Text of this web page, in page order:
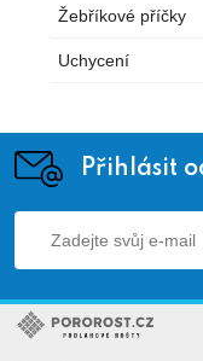
Žebříkové příčky
Uchycení
Přihlásit